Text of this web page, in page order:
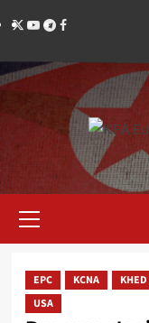
al
Twitter
YouTube
Telegram
Facebook
primario
EPC KCNA
USA